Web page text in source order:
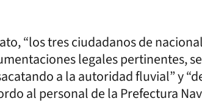
“los tres ciudadanos de
legales pertinentes,
a la autoridad fluvial” y
al personal de la Prefectura